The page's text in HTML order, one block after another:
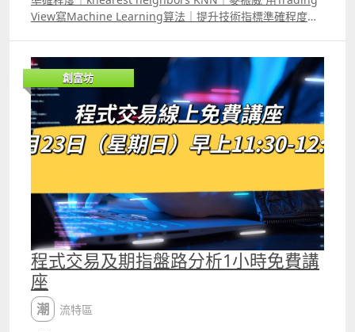
View寫Machine Learning算法｜提升技術指標準確程度｜
但其實當大家學習機器學習Machine Learning的知識時，
必定會接觸到這套演算法，大部份人會用Python的sklearn
來寫這個演算法，但其實Trading View的pine script也可寫
到。 KNN算法其實對大家研究交易策略時很有幫助，例如
你用任何的技術指標，可能都會遇到一個問題，同一樣的準
則，今日與昨日會有所不同，例如昨日RSI跌至30後就會反
入，還上先急跌後反彈，可能你已經止蝕離場，而KNN算法
就能佷大程度協助你解決這類問題。
創富坊
程式交易及期指盤路分析1小時免費講
座
潮流特區